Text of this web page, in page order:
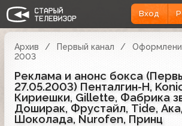
Вход
Архив Первый канал
2003
Реклама и анонс бокса
27.05.2003) Пенталгин-Н,
Кириешки, Gillette, Фабрика
Доширак, Фрустайл, Tide,
Шоколада, Nurofen, Принц